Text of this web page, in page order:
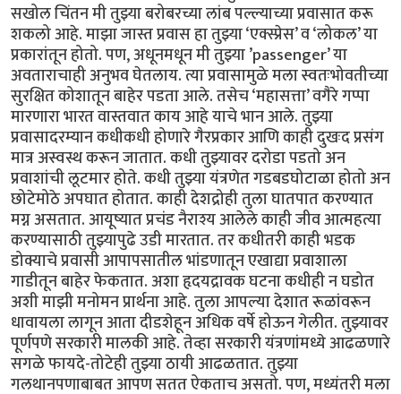
सखोल चिंतन मी तुझ्या बरोबरच्या लांब पल्ल्याच्या प्रवासात करू
शकलो आहे. माझा जास्त प्रवास हा तुझ्या ‘एक्स्प्रेस’ व ‘लोकल’ या
प्रकारांतून होतो. पण, अधूनमधून मी तुझ्या ’passenger’ या
अवताराचाही अनुभव घेतलाय. त्या प्रवासामुळे मला स्वतःभोवतीच्या
सुरक्षित कोशातून बाहेर पडता आले. तसेच ‘महासत्ता’ वगैरे गप्पा
मारणारा भारत वास्तवात काय आहे याचे भान आले. तुझ्या
प्रवासादरम्यान कधीकधी होणारे गैरप्रकार आणि काही दुखःद प्रसंग
मात्र अस्वस्थ करून जातात. कधी तुझ्यावर दरोडा पडतो अन
प्रवाशांची लूटमार होते. कधी तुझ्या यंत्रणेत गडबडघोटाळा होतो अन
छोटेमोठे अपघात होतात. काही देशद्रोही तुला घातपात करण्यात
मग्न असतात. आयूष्यात प्रचंड नैराश्य आलेले काही जीव आत्महत्या
करण्यासाठी तुझ्यापुढे उडी मारतात. तर कधीतरी काही भडक
डोक्याचे प्रवासी आपापसातील भांडणातून एखाद्या प्रवाशाला
गाडीतून बाहेर फेकतात. अशा हृदयद्रावक घटना कधीही न घडोत
अशी माझी मनोमन प्रार्थना आहे. तुला आपल्या देशात रूळांवरून
धावायला लागून आता दीडशेहून अधिक वर्षे होऊन गेलीत. तुझ्यावर
पूर्णपणे सरकारी मालकी आहे. तेव्हा सरकारी यंत्रणांमध्ये आढळणारे
सगळे फायदे-तोटेही तुझ्या ठायी आढळतात. तुझ्या
गलथानपणाबाबत आपण सतत ऐकताच असतो. पण, मध्यंतरी मला